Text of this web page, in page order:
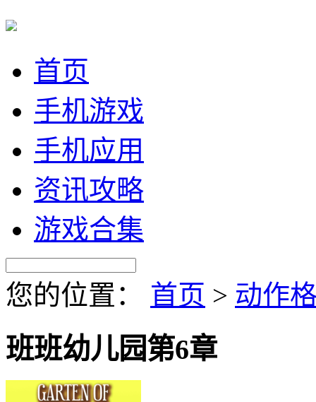
首页
手机游戏
手机应用
资讯攻略
游戏合集
您的位置： 首页 > 动作
班班幼儿园第6章